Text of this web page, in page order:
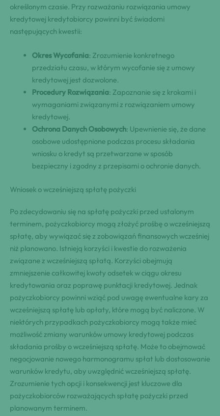
określonym czasie. Przy rozważaniu rozwiązania umowy
kredytowej kredytobiorcy powinni być świadomi
następujących kwestii:
Okres Wycofania: Zrozumienie konkretnego
przedziału czasu, w którym wycofanie się z umowy
kredytowej jest dozwolone.
Procedury Rozwiązania: Zapoznanie się z krokami i
wymaganiami związanymi z rozwiązaniem umowy
kredytowej.
Ochrona Danych Osobowych: Upewnienie się, że dane
osobowe udostępnione podczas procesu składania
wniosku o kredyt są przetwarzane w sposób
bezpieczny i zgodny z przepisami o ochronie danych.
Wniosek o wcześniejszą spłatę pożyczki
Po zdecydowaniu się na spłatę pożyczki przed ustalonym
terminem, pożyczkobiorcy mogą złożyć prośbę o wcześniejszą
spłatę, aby wywiązać się z zobowiązań finansowych wcześniej
niż planowano. Istnieją korzyści i kwestie do rozważenia
związane z wcześniejszą spłatą. Korzyści obejmują
zmniejszenie całkowitej kwoty odsetek w ciągu okresu
kredytowania oraz poprawę punktacji kredytowej. Jednak
pożyczkobiorcy powinni wziąć pod uwagę ewentualne kary za
wcześniejszą spłatę lub opłaty, które mogą być naliczone. W
niektórych przypadkach pożyczkobiorcy mogą także mieć
możliwość zmiany warunków umowy kredytowej podczas
składania prośby o wcześniejszą spłatę. Może to obejmować
negocjowanie nowego harmonogramu spłat lub dostosowanie
warunków kredytu, aby uwzględnić wcześniejszą spłatę.
Zrozumienie tych opcji i konsekwencji jest kluczowe dla
pożyczkobiorców rozważających spłatę pożyczki przed
planowanym terminem.